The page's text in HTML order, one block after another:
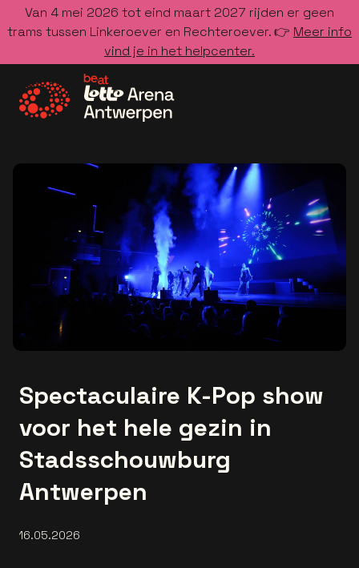
Van 4 mei 2026 tot eind maart 2027 rijden er geen
trams tussen Linkeroever en Rechteroever. 👉 Meer info
vind je in het helpcenter.
Spectaculaire K-Pop show
voor het hele gezin in
Stadsschouwburg
Antwerpen
16.05.2026